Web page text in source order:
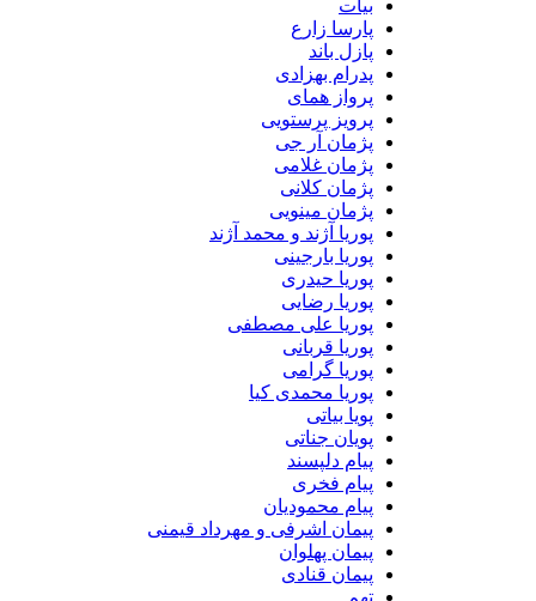
بیات
پارسا زارع
پازل باند
پدرام بهزادی
پرواز همای
پرویز پرستویی
پژمان آر جی
پژمان غلامی
پژمان کلانی
پژمان مینویی
پوریا آژند و محمد آژند
پوریا بارجینی
پوریا حیدری
پوریا رضایی
پوریا علی مصطفی
پوریا قربانی
پوریا گرامی
پوریا محمدی کیا
پویا بیاتی
پویان جناتی
پیام دلپسند
پیام فخری
پیام محمودیان
پیمان اشرفی و مهرداد قیمنی
پیمان پهلوان
پیمان قنادی
تهم